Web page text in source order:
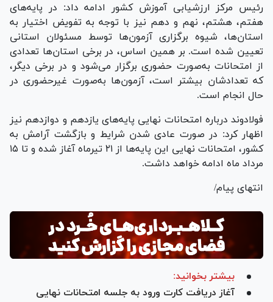
رئیس مرکز ارزشیابی آموزش کشور ادامه داد: در پایه‌های
هفتم، هشتم، نهم و دهم نیز با توجه به تفویض اختیار به
استان‌ها، شیوه برگزاری آزمون‌ها توسط مسئولان استانی
تعیین شده است. بر همین اساس، در برخی استان‌ها تعدادی
از امتحانات به‌صورت حضوری برگزار می‌شود و در برخی دیگر،
که تعدادشان بیشتر است، آزمون‌ها به‌صورت غیرحضوری در
حال انجام است.
فولادوند درباره امتحانات نهایی پایه‌های یازدهم و دوازدهم نیز
اظهار کرد: در صورت عادی شدن شرایط و بازگشت آرامش به
کشور، امتحانات نهایی این پایه‌ها از ۲۱ تیرماه آغاز شده و تا ۱۵
مرداد ماه ادامه خواهد داشت.
انتهای پیام/
بیشتر بخوانید:
آغاز دریافت کارت ورود به جلسه امتحانات نهایی